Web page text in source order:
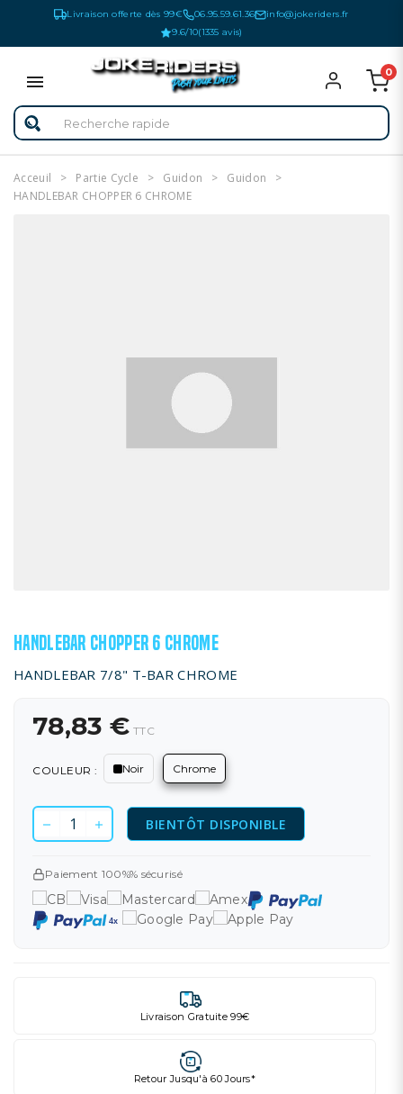
Livraison offerte dès 99€ 06.95.59.61.36
info@jokeriders.fr
9.6/10(1335 avis)
0
Acceuil Partie Cycle Guidon
Guidon
HANDLEBAR CHOPPER 6 CHROME
HANDLEBAR CHOPPER 6 CHROME
HANDLEBAR 7/8" T-BAR CHROME
78,83 € TTC
COULEUR : Noir Chrome
BIENTÔT DISPONIBLE
Paiement 100%% sécurisé
Livraison Gratuite 99€
Retour Jusqu'à 60 Jours*